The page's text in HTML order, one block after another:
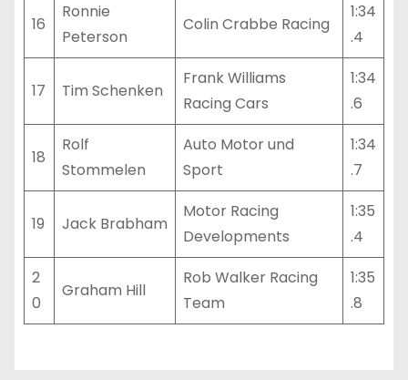
16
Ronnie
Peterson
Colin Crabbe Racing
1:34
.4
17 Tim Schenken
Frank Williams
Racing Cars
1:34
.6
18
Rolf
Stommelen
Auto Motor und
Sport
1:34
.7
19 Jack Brabham
Motor Racing
Developments
1:35
.4
2
0
Graham Hill
Rob Walker Racing
Team
1:35
.8